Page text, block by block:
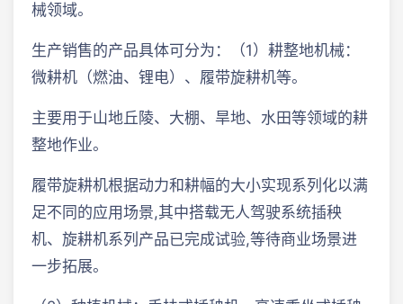
械领域。
生产销售的产品具体可分为：（1）耕整地机械：
微耕机（燃油、锂电）、履带旋耕机等。
主要用于山地丘陵、大棚、旱地、水田等领域的耕
整地作业。
履带旋耕机根据动力和耕幅的大小实现系列化以满
足不同的应用场景,其中搭载无人驾驶系统插秧
机、旋耕机系列产品已完成试验,等待商业场景进
一步拓展。